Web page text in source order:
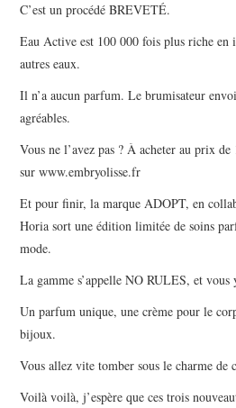
C’est un procédé BREVETÉ.
Eau Active est 100 000 fois plus riche en
autres eaux.
Il n’a aucun parfum. Le brumisateur
agréables.
Vous ne l’avez pas ? À acheter au prix
sur www.embryolisse.fr
Et pour finir, la marque ADOPT, en
Horia sort une édition limitée de soins
mode.
La gamme s’appelle NO RULES, et
Un parfum unique, une crème pour le
bijoux.
Vous allez vite tomber sous le charme de
Voilà voilà, j’espère que ces trois